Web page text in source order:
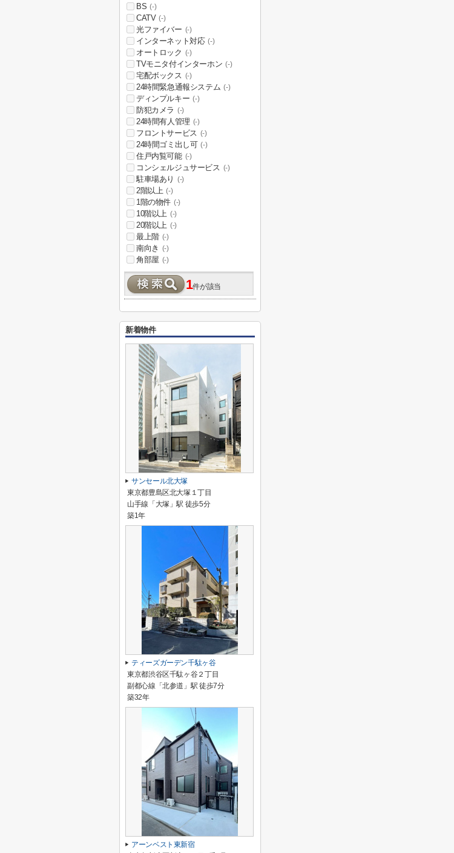
BS (-)
CATV (-)
光ファイバー (-)
インターネット対応 (-)
オートロック (-)
TVモニタ付インターホン (-)
宅配ボックス (-)
24時間緊急通報システム (-)
ディンプルキー (-)
防犯カメラ (-)
24時間有人管理 (-)
フロントサービス (-)
24時間ゴミ出し可 (-)
住戸内覧可能 (-)
コンシェルジュサービス (-)
駐車場あり (-)
2階以上 (-)
1階の物件 (-)
10階以上 (-)
20階以上 (-)
最上階 (-)
南向き (-)
角部屋 (-)
1件が該当
新着物件
サンセール北大塚
東京都豊島区北大塚１丁目
山手線「大塚」駅 徒歩5分
築1年
ティーズガーデン千駄ヶ谷
東京都渋谷区千駄ヶ谷２丁目
副都心線「北参道」駅 徒歩7分
築32年
アーンベスト東新宿